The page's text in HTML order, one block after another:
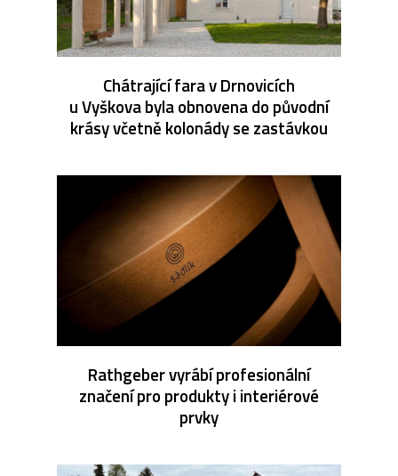
Chátrající fara v Drnovicích
u Vyškova byla obnovena do původní
krásy včetně kolonády se zastávkou
Rathgeber vyrábí profesionální
značení pro produkty i interiérové
prvky